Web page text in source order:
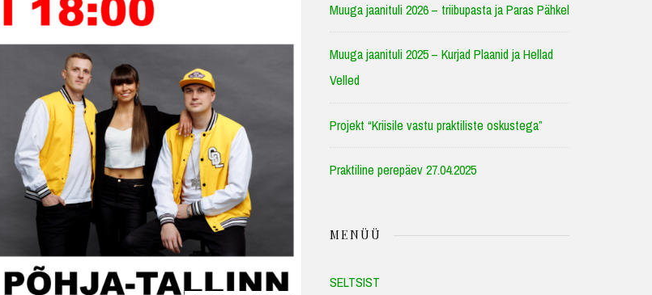
Muuga jaanituli 2026 – triibupasta ja Paras Pähkel
Muuga jaanituli 2025 – Kurjad Plaanid ja Hellad
Velled
Projekt “Kriisile vastu praktiliste oskustega”
Praktiline perepäev 27.04.2025
MENÜÜ
SELTSIST